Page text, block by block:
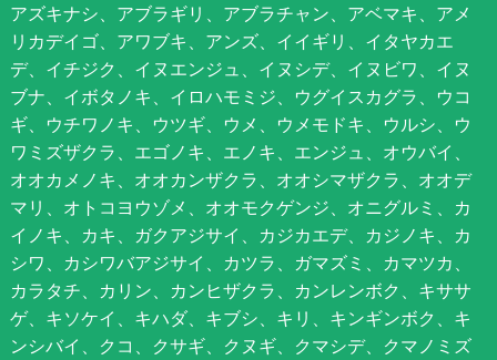
アズキナシ、アブラギリ、アブラチャン、アベマキ、アメ
リカデイゴ、アワブキ、アンズ、イイギリ、イタヤカエ
デ、イチジク、イヌエンジュ、イヌシデ、イヌビワ、イヌ
ブナ、イボタノキ、イロハモミジ、ウグイスカグラ、ウコ
ギ、ウチワノキ、ウツギ、ウメ、ウメモドキ、ウルシ、ウ
ワミズザクラ、エゴノキ、エノキ、エンジュ、オウバイ、
オオカメノキ、オオカンザクラ、オオシマザクラ、オオデ
マリ、オトコヨウゾメ、オオモクゲンジ、オニグルミ、カ
イノキ、カキ、ガクアジサイ、カジカエデ、カジノキ、カ
シワ、カシワバアジサイ、カツラ、ガマズミ、カマツカ、
カラタチ、カリン、カンヒザクラ、カンレンボク、キササ
ゲ、キソケイ、キハダ、キブシ、キリ、キンギンボク、キ
ンシバイ、クコ、クサギ、クヌギ、クマシデ、クマノミズ